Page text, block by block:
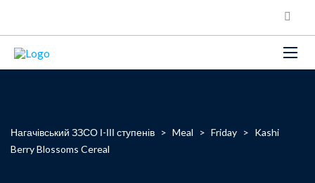
Нагачівський ЗЗСО І-ІІІ ступенів > Meal > Friday > Kashi
Berry Blossoms Cereal